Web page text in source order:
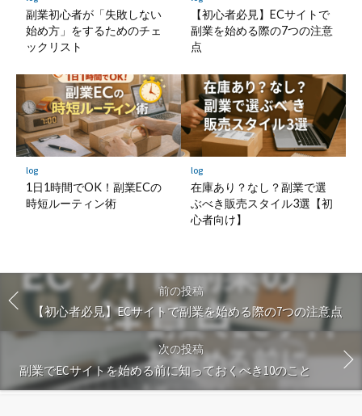
副業初心者が「失敗しない
始め方」をするためのチェ
ックリスト
【初心者必見】ECサイトで
副業を始める際の7つの注意
点
log
1日1時間でOK！副業ECの
時短ルーティン術
log
在庫あり？なし？副業で選
ぶべき販売スタイル3選【初
心者向け】
前の投稿
【初心者必見】ECサイトで副業を始める際の7つの注意点
次の投稿
副業でECサイトを始める前に知っておくべき10のこと